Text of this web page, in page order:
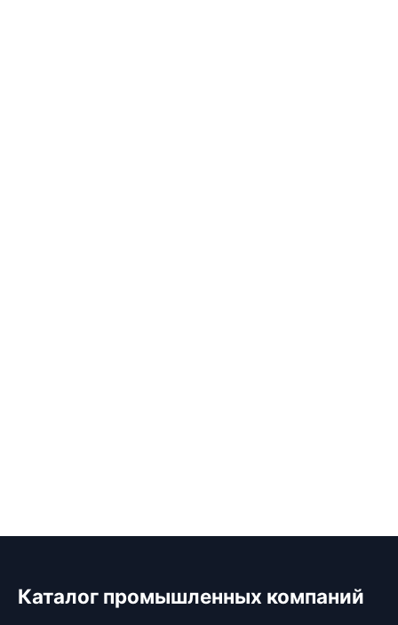
Каталог промышленных компаний